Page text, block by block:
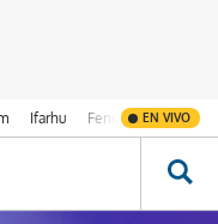
Ifarhu Fenómeno de El
EN VIVO